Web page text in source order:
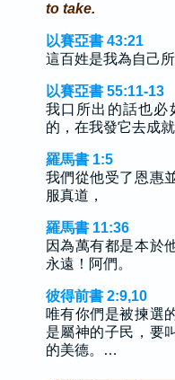
to take.
以賽亞書 43:21
這百姓是我為自己
以賽亞書 55:11-13
我口所出的話也必
的，在我發它去成
羅馬書 1:5
我們從他受了恩惠
服真道，
羅馬書 11:36
因為萬有都是本於
永遠！阿們。
彼得前書 2:9,10
唯有你們是被揀選
是屬神的子民，要
的美德。…